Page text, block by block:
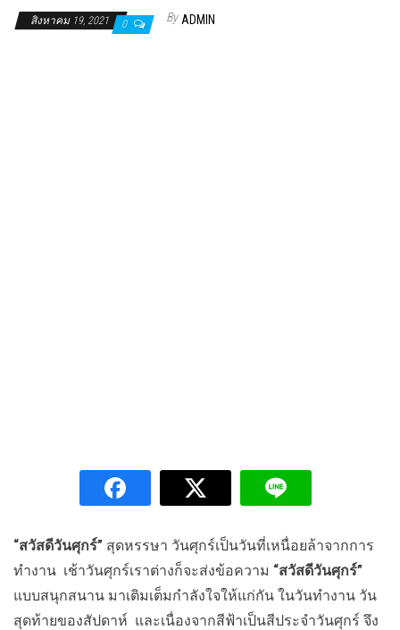
สิงหาคม 19, 2021 0 By ADMIN
“สวัสดีวันศุกร์” สุดหรรษา วันศุกร์เป็นวันที่เหนื่อยล้าจากการ
ทำงาน เช้าวันศุกร์เราต่างก็จะส่งข้อความ “สวัสดีวันศุกร์”
แบบสนุกสนาน มาเติมเต็มกำลังใจให้แก่กัน ในวันทำงาน วัน
สุดท้ายของสัปดาห์ และเนื่องจากสีฟ้าเป็นสีประจำวันศุกร์ จึง